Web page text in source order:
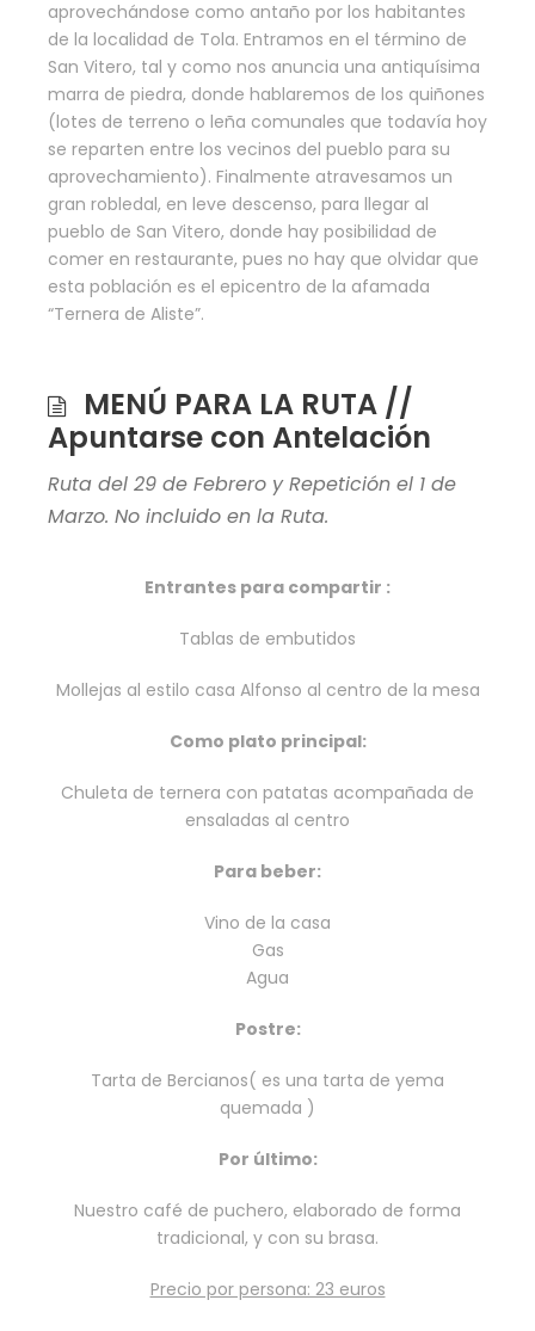
aprovechándose como antaño por los habitantes
de la localidad de Tola. Entramos en el término de
San Vitero, tal y como nos anuncia una antiquísima
marra de piedra, donde hablaremos de los quiñones
(lotes de terreno o leña comunales que todavía hoy
se reparten entre los vecinos del pueblo para su
aprovechamiento). Finalmente atravesamos un
gran robledal, en leve descenso, para llegar al
pueblo de San Vitero, donde hay posibilidad de
comer en restaurante, pues no hay que olvidar que
esta población es el epicentro de la afamada
“Ternera de Aliste”.
MENÚ PARA LA RUTA //
Apuntarse con Antelación
Ruta del 29 de Febrero y Repetición el 1 de
Marzo. No incluido en la Ruta.
Entrantes para compartir :
Tablas de embutidos
Mollejas al estilo casa Alfonso al centro de la mesa
Como plato principal:
Chuleta de ternera con patatas acompañada de
ensaladas al centro
Para beber:
Vino de la casa
Gas
Agua
Postre:
Tarta de Bercianos( es una tarta de yema
quemada )
Por último:
Nuestro café de puchero, elaborado de forma
tradicional, y con su brasa.
Precio por persona: 23 euros